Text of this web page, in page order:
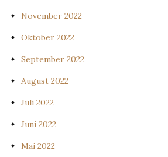
November 2022
Oktober 2022
September 2022
August 2022
Juli 2022
Juni 2022
Mai 2022